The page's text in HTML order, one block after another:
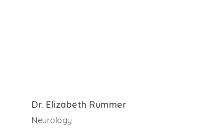
Dr. Elizabeth Rummer
Neurology